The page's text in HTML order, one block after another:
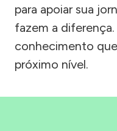
para apoiar sua
fazem a
conhecimento
próximo nível.